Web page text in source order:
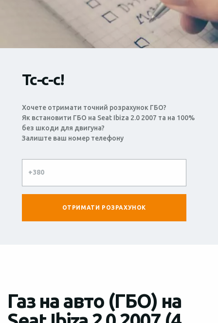
Тс-с-с!
Хочете отримати точний розрахунок ГБО?
Як встановити ГБО на Seat Ibiza 2.0 2007 та на 100%
без шкоди для двигуна?
Залиште ваш номер телефону
Газ на авто (ГБО) на